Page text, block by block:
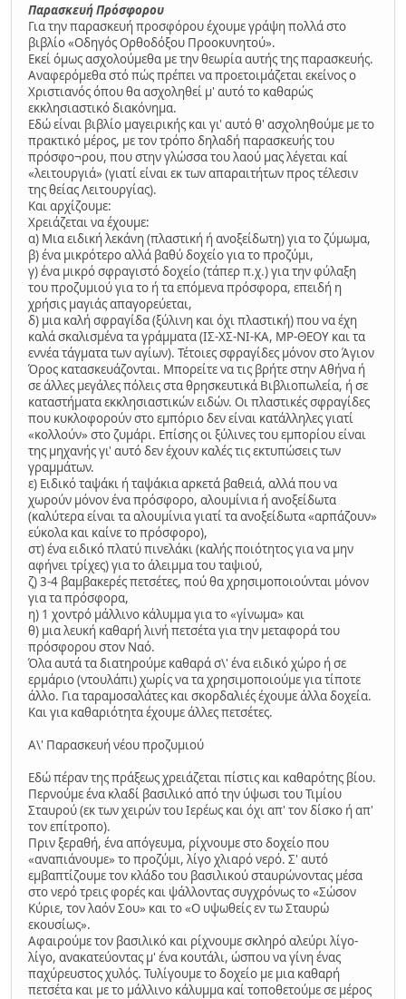
Παρασκευή Πρόσφορου
Για την παρασκευή προσφόρου έχουμε γράψη πολλά στο
βιβλίο «Οδηγός Ορθοδόξου Προοκυνητού».
Εκεί όμως ασχολούμεθα με την θεωρία αυτής της παρασκευής.
Αναφερόμεθα στό πώς πρέπει να προετοιμάζεται εκείνος ο
Χριστιανός όπου θα ασχοληθεί μ' αυτό το καθαρώς
εκκλησιαστικό διακόνημα.
Εδώ είναι βιβλίο μαγειρικής και γι' αυτό θ' ασχοληθούμε με το
πρακτικό μέρος, με τον τρόπο δηλαδή παρασκευής του
πρόσφο¬ρου, που στην γλώσσα του λαού μας λέγεται καί
«λειτουργιά» (γιατί είναι εκ των απαραιτήτων προς τέλεσιν
της θείας Λειτουργίας).
Και αρχίζουμε:
Χρειάζεται να έχουμε:
α) Μια ειδική λεκάνη (πλαστική ή ανοξείδωτη) για το ζύμωμα,
β) ένα μικρότερο αλλά βαθύ δοχείο για το προζύμι,
γ) ένα μικρό σφραγιστό δοχείο (τάπερ π.χ.) για την φύλαξη
του προζυμιού για το ή τα επόμενα πρόσφορα, επειδή η
χρήσις μαγιάς απαγορεύεται,
δ) μια καλή σφραγίδα (ξύλινη και όχι πλαστική) που να έχη
καλά σκαλισμένα τα γράμματα (ΙΣ-ΧΣ-ΝΙ-ΚΑ, ΜΡ-ΘΕΟΥ και τα
εννέα τάγματα των αγίων). Τέτοιες σφραγίδες μόνον στο Άγιον
Όρος κατασκευάζονται. Μπορείτε να τις βρήτε στην Αθήνα ή
σε άλλες μεγάλες πόλεις στα θρησκευτικά Βιβλιοπωλεία, ή σε
καταστήματα εκκλησιαστικών ειδών. Οι πλαστικές σφραγίδες
που κυκλοφορούν στο εμπόριο δεν είναι κατάλληλες γιατί
«κολλούν» στο ζυμάρι. Επίσης οι ξύλινες του εμπορίου είναι
της μηχανής γι' αυτό δεν έχουν καλές τις εκτυπώσεις των
γραμμάτων.
ε) Ειδικό ταψάκι ή ταψάκια αρκετά βαθειά, αλλά που να
χωρούν μόνον ένα πρόσφορο, αλουμίνια ή ανοξείδωτα
(καλύτερα είναι τα αλουμίνια γιατί τα ανοξείδωτα «αρπάζουν»
εύκολα και καίνε το πρόσφορο),
στ) ένα ειδικό πλατύ πινελάκι (καλής ποιότητος για να μην
αφήνει τρίχες) για το άλειμμα του ταψιού,
ζ) 3-4 βαμβακερές πετσέτες, πού θα χρησιμοποιούνται μόνον
για τα πρόσφορα,
η) 1 χοντρό μάλλινο κάλυμμα για το «γίνωμα» και
θ) μια λευκή καθαρή λινή πετσέτα για την μεταφορά του
πρόσφορου στον Ναό.
Όλα αυτά τα διατηρούμε καθαρά σ\' ένα ειδικό χώρο ή σε
ερμάριο (ντουλάπι) χωρίς να τα χρησιμοποιούμε για τίποτε
άλλο. Για ταραμοσαλάτες και σκορδαλιές έχουμε άλλα δοχεία.
Και για καθαριότητα έχουμε άλλες πετσέτες.
Α\' Παρασκευή νέου προζυμιού
Εδώ πέραν της πράξεως χρειάζεται πίστις και καθαρότης βίου.
Περνούμε ένα κλαδί βασιλικό από την ύψωσι του Τιμίου
Σταυρού (εκ των χειρών του Ιερέως και όχι απ' τον δίσκο ή απ'
τον επίτροπο).
Πριν ξεραθή, ένα απόγευμα, ρίχνουμε στο δοχείο που
«αναπιάνουμε» το προζύμι, λίγο χλιαρό νερό. Σ' αυτό
εμβαπτίζουμε τον κλάδο του βασιλικού σταυρώνοντας μέσα
στο νερό τρεις φορές και ψάλλοντας συγχρόνως το «Σώσον
Κύριε, τον λαόν Σου» και το «Ο υψωθείς εν τω Σταυρώ
εκουσίως».
Αφαιρούμε τον βασιλικό και ρίχνουμε σκληρό αλεύρι λίγο-
λίγο, ανακατεύοντας μ' ένα κουτάλι, ώσπου να γίνη ένας
παχύρευστος χυλός. Τυλίγουμε το δοχείο με μια καθαρή
πετσέτα και με το μάλλινο κάλυμμα καί τοποθετούμε σε μέρος